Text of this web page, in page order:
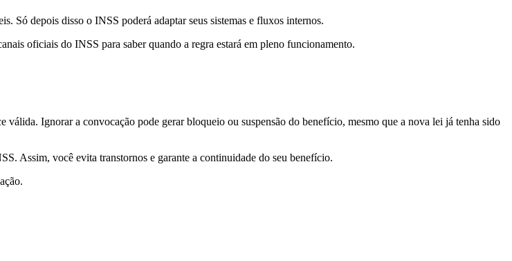
Só depois disso o INSS poderá adaptar seus sistemas e fluxos internos.
oficiais do INSS para saber quando a regra estará em pleno funcionamento.
Ignorar a convocação pode gerar bloqueio ou suspensão do benefício, mesmo que a nova lei já tenha sido
Assim, você evita transtornos e garante a continuidade do seu benefício.